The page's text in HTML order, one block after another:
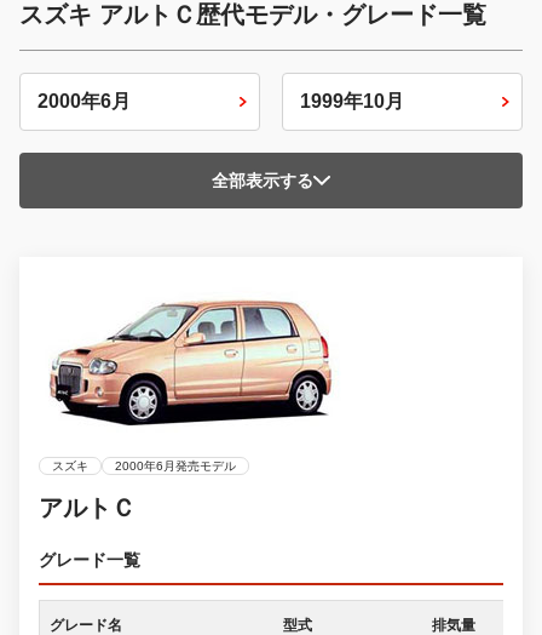
スズキ アルトＣ歴代モデル・グレード一覧
2000年6月 1999年10月
全部表示する
スズキ 2000年6月発売モデル
アルトＣ
グレード一覧
グレード名 型式 排気量